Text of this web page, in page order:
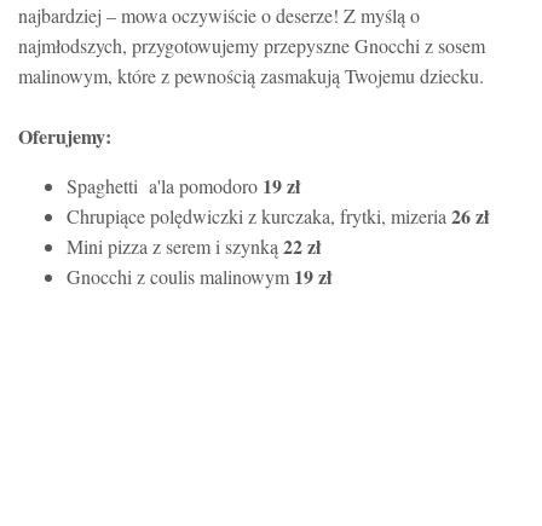
najbardziej – mowa oczywiście o deserze! Z myślą o
najmłodszych, przygotowujemy przepyszne Gnocchi z sosem
malinowym, które z pewnością zasmakują Twojemu dziecku.
Oferujemy:
Spaghetti a'la pomodoro 19 zł
Chrupiące polędwiczki z kurczaka, frytki, mizeria 26 zł
Mini pizza z serem i szynką 22 zł
Gnocchi z coulis malinowym 19 zł